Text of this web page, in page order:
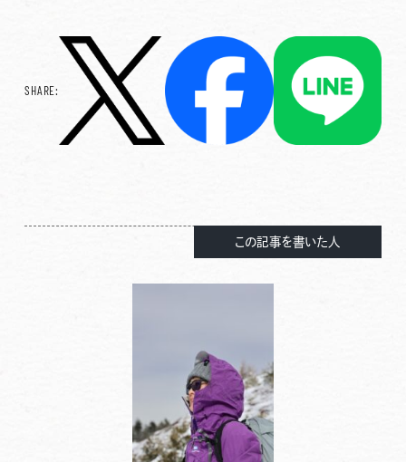
SHARE:
この記事を書いた人